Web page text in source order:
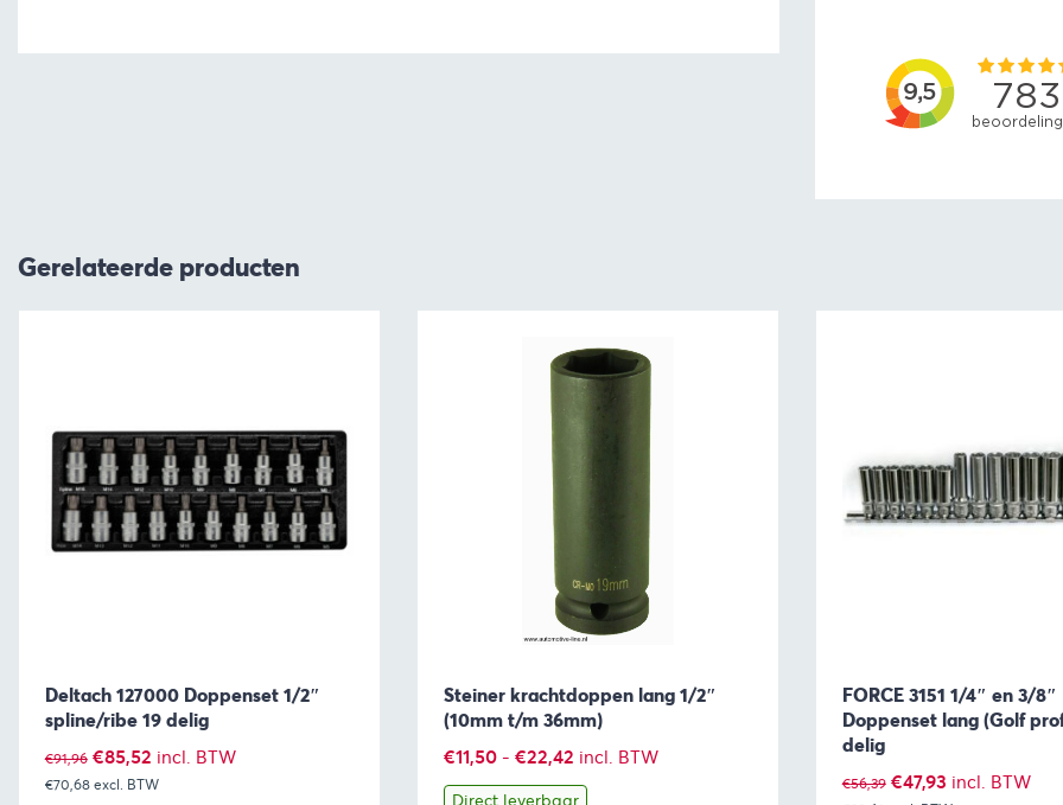
Gerelateerde producten
Deltach 127000 Doppenset 1/2″
spline/ribe 19 delig
€91,96 Oorspronkelijke
prijs
€85,52Huidige
prijs
incl. BTW
€70,68 excl. BTW
Steiner krachtdoppen lang 1/2″
(10mm t/m 36mm)
€11,50 - €22,42Prijsklasse:
€11,50
incl. BTW
Direct leverbaar
FORCE 3151 1/4″ en 3/8″
Doppenset lang (Golf
delig
€56,39 Oorspronkelijke
€47,93Huidige
incl. BTW